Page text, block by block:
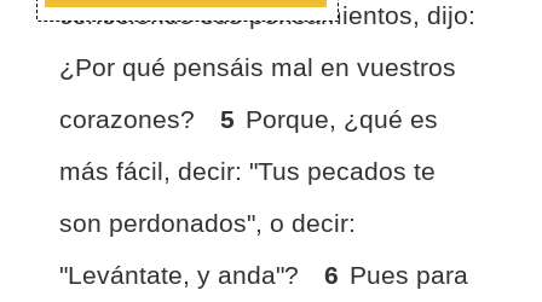
conociendo sus pensamientos, dijo:
¿Por qué pensáis mal en vuestros
corazones?
5 Porque, ¿qué es
más fácil, decir: "Tus pecados te
son perdonados", o decir:
"Levántate, y anda"?
6 Pues para